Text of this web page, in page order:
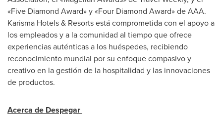
«Five Diamond Award» y «Four Diamond Award» de AAA.
Karisma Hotels & Resorts está comprometida con el apoyo a
los empleados y a la comunidad al tiempo que ofrece
experiencias auténticas a los huéspedes, recibiendo
reconocimiento mundial por su enfoque compasivo y
creativo en la gestión de la hospitalidad y las innovaciones
de productos.
Acerca de Despegar